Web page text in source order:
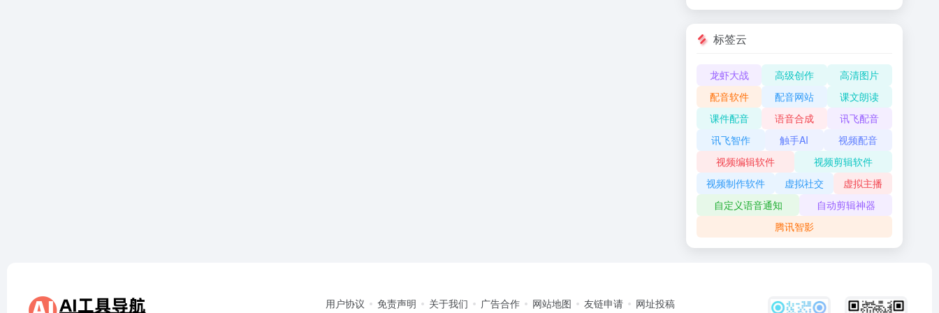
标签云
龙虾大战 高级创作
高清图片
配音软件
配音网站
课文朗读
课件配音
语音合成
讯飞配音
讯飞智作
触手AI
视频配音
视频编辑软件
视频剪辑软件
视频制作软件
虚拟社交
虚拟主播
自定义语音通知
自动剪辑神器
腾讯智影
用户协议 免责声明 关于我们 广告合作 网站地图 友链申请 网址投稿